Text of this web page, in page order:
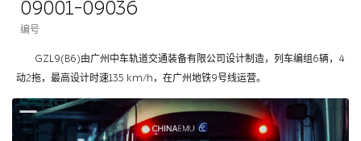
09001-09036
编号
GZL9(B6)由广州中车轨道交通装备有限公司设计制造，列车编组6辆，4
动2拖，最高设计时速135 km/h，在广州地铁9号线运营。